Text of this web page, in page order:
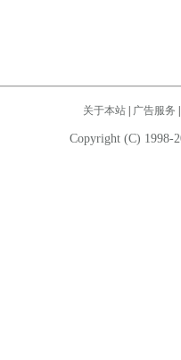
关于本站| 广告服务
Copyright (C) 1998-